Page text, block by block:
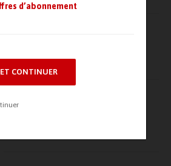
d’abonnement
CONTINUER
à Global Industrie
avec les
HIKMICRO